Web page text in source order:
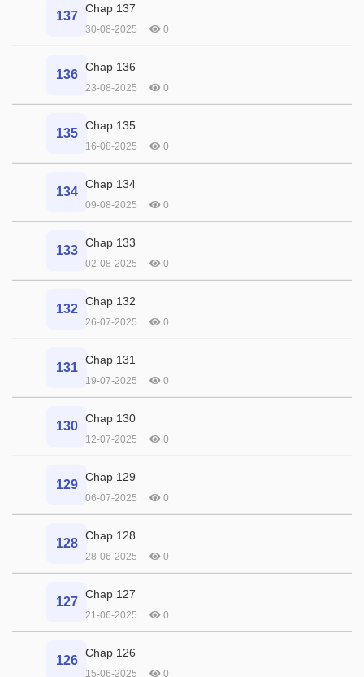
137
Chap 137
30-08-2025 0
136
Chap 136
23-08-2025 0
135
Chap 135
16-08-2025 0
134
Chap 134
09-08-2025 0
133
Chap 133
02-08-2025 0
132
Chap 132
26-07-2025 0
131
Chap 131
19-07-2025 0
130
Chap 130
12-07-2025 0
129
Chap 129
06-07-2025 0
128
Chap 128
28-06-2025 0
127
Chap 127
21-06-2025 0
126
Chap 126
15-06-2025 0